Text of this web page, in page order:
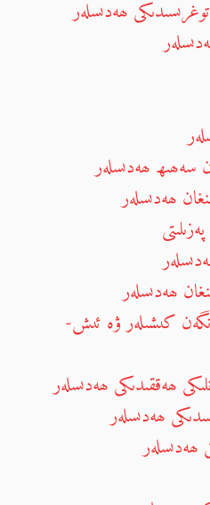
ھەدىسلەر
سەھىھ ھەدىسلەر
ھەدىسلەر
ھەدىسلەر
كىشىلەر ۋە ئىش-
ھەققىدىكى ھەدىسلەر
ھەدىسلەر
ھەدىسلەر